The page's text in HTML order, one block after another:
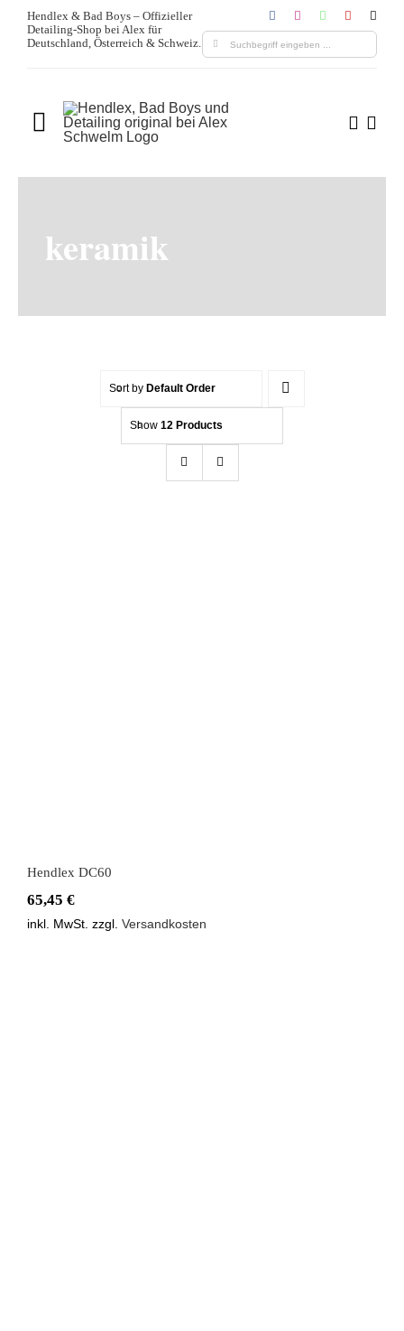
Zum
Inhalt
Hendlex & Bad Boys – Offizieller
Detailing-Shop bei Alex für
Deutschland, Österreich & Schweiz. Suche
Toggle
Home
Blogs & Media
keramik
Sort by Default Order
Show 12 Products
Hendlex DC60
65,45 €
inkl. MwSt. zzgl. Versandkosten